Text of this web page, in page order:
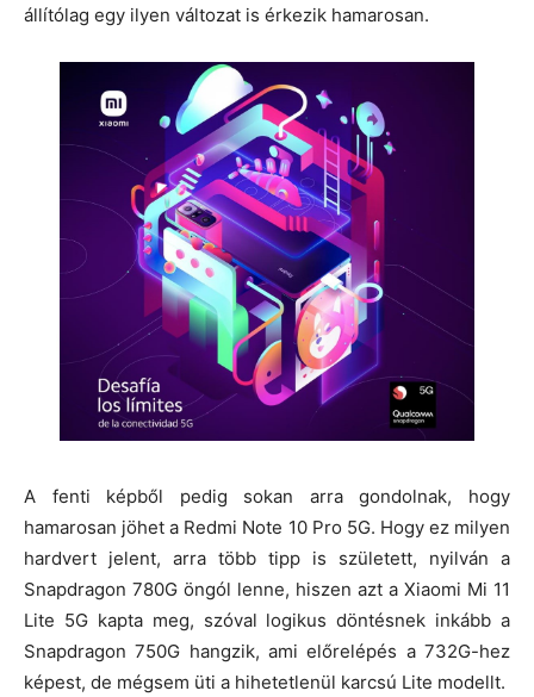
állítólag egy ilyen változat is érkezik hamarosan.
A fenti képből pedig sokan arra gondolnak, hogy
hamarosan jöhet a Redmi Note 10 Pro 5G. Hogy ez milyen
hardvert jelent, arra több tipp is született, nyilván a
Snapdragon 780G öngól lenne, hiszen azt a Xiaomi Mi 11
Lite 5G kapta meg, szóval logikus döntésnek inkább a
Snapdragon 750G hangzik, ami előrelépés a 732G-hez
képest, de mégsem üti a hihetetlenül karcsú Lite modellt.